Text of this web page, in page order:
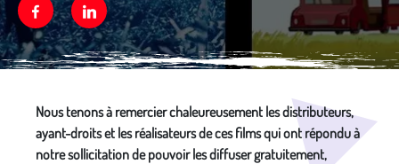
FacebookLinkedin
Nous tenons à remercier chaleureusement les distributeurs,
ayant-droits et les réalisateurs de ces films qui ont répondu à
notre sollicitation de pouvoir les diffuser gratuitement,